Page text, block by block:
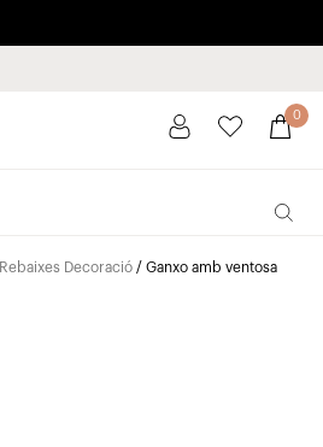
0
Rebaixes Decoració / Ganxo amb ventosa